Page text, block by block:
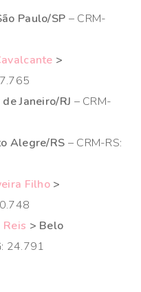
Paulo/SP – CRM-
>
Janeiro/RJ – CRM-
Alegre/RS – CRM-RS:
Filho >
Reis > Belo
24.791